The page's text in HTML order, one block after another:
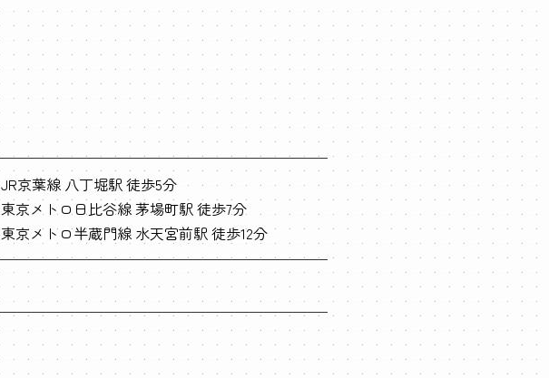
JR京葉線 八丁堀駅 徒歩5分
東京メトロ日比谷線 茅場町駅 徒歩7分
東京メトロ半蔵門線 水天宮前駅 徒歩12分